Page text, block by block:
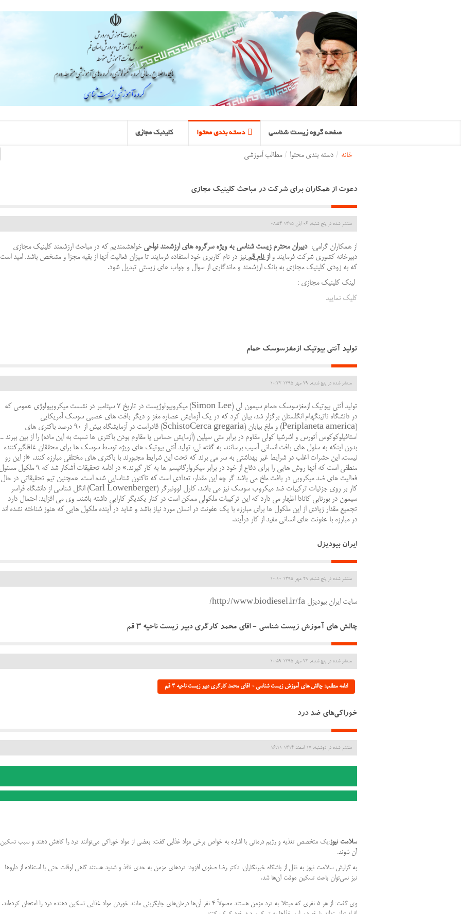
صفحه گروه زیست شناسی دسته بندی محتوا کلینبک مجازی
خانه / دسته بندی محتوا / مطالب آموزشی
دعوت از همکاران برای شرکت در مباحث کلینیک مجازی
منتشر شده در پنج شنبه, 06 آبان 1395 08:54
از همکاران گرامی،دبیران محترم زیست شناسی به ویژه سرگروه های ارزشمند نواحی خواهشمندیم که در مباحث ارزشمند کلینیک مجازی
دبیرخانه کشوری شرکت فرمایند واز نام قم نیز در نام کاربری خود استفاده فرمایند تا میزان فعالیت آنها از بقیه مجزا و مشخص باشد. امید است
که به زودی کلینیک مجازی به بانک ارزشمند و ماندگاری از سوال و جواب های زیستی تبدیل شود.
لینک کلینیک مجازی :
کلیک نمایید
تولید آنتی بیوتیک ازمغزسوسک حمام
منتشر شده در پنج شنبه, 29 مهر 1395 10:22
تولید آنتی بیوتیک ازمغزسوسک حمام سیمون لی (Simon Lee) میکروبیولوژیست در تاریخ ۷ سپتامبر در نشست میکروبیولوژی عمومی که
در دانشگاه ناتینگهام انگلستان برگزار شد، بیان کرد که در یک آزمایش عصاره مغز و دیگر بافت های عصبی سوسک آمریکایی
(Periplaneta america) و ملخ بیابان (SchistoCerca gregaria) قادراست در آزمایشگاه بیش از 90 درصد باکتری های
استافیلوکوکوس آئورس و اشرشیا کولی مقاوم در برابر متی سیلین (آزمایش حساس یا مقاوم بودن باکتری ها نسبت به این ماده) را از بین ببرند ـ
بدون اینکه به سلول های بافت انسانی آسیب برسانند. به گفته لی، تولید آنتی بیوتیک های ویژه توسط سوسک ها برای محققان غافلگیرکننده
نیست. این حشرات اغلب در شرایط غیر بهداشتی به سر می برند که تحت این شرایط مجبورند با باکتری های مختلفی مبارزه کنند. «از این رو
منطقی است که آنها روش هایی را برای دفاع از خود در برابر میکروارگانیسم ها به کار گیرند.» در ادامه تحقیقات آشکار شد که ۹ ملکول مسئول
فعالیت های ضد میکروبی در بافت ملخ می باشد گر چه این مقدار، تعدادی است که تاکنون شناسایی شده است. همچنین تیم تحقیقاتی در حال
کار بر روی جزئیات ترکیبات ضد میکروب سوسک نیز می باشد. کارل لوونبرگر (Carl Lowenberger) انگل شناسی از دانشگاه فراسر
سیمون در بورنابی کانادا اظهار می دارد که این ترکیبات ملکولی ممکن است در کنار یکدیگر کارایی داشته باشند. وی می افزاید: احتمال دارد
تجمیع مقدار زیادی از این ملکول ها برای مبارزه با یک عفونت در انسان مورد نیاز باشد و شاید در آینده ملکول هایی که هنوز شناخته نشده اند
در مبارزه با عفونت های انسانی مفید از کار درآیند.
ایران بیودیزل
منتشر شده در پنج شنبه, 29 مهر 1395 10:10
سایت ایران بیودیزل http://www.biodiesel.ir/fa/
چالش های آموزش زیست شناسی - اقای محمد کارگری دبیر زیست ناحیه 3 قم
منتشر شده در پنج شنبه, 22 مهر 1395 10:59
ادامه مطلب: چالش های آموزش زیست شناسی - اقای محمد کارگری دبیر زیست ناحیه 3 قم
خوراکی‌های ضد درد
منتشر شده در دوشنبه, 17 اسفند 1394 16:11
سلامت نیوز:یک متخصص تغذیه و رژیم درمانی با اشاره به خواص برخی مواد غذایی گفت: بعضی از مواد خوراکی می‌توانند درد را کاهش دهند و سبب تسکین
آن شوند.
به گزارش سلامت نیوز به نقل از باشگاه خبرنگاران، دکتر رضا صفوی افزود: دردهای مزمن به حدی نافذ و شدید هستند گاهی اوقات حتی با استفاده از دارو‌ها
نیز نمی‌توان باعث تسکین موقت آن‌ها شد.
وی گفت: از هر ۵ نفری که مبتلا به درد مزمن هستند معمولاً ۴ نفر آن‌ها درمان‌های جایگزینی مانند خوردن مواد غذایی تسکین دهنده درد را امتحان کرده‌اند.